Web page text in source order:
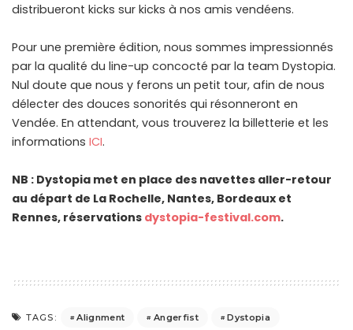
distribueront kicks sur kicks à nos amis vendéens.
Pour une première édition, nous sommes impressionnés
par la qualité du line-up concocté par la team Dystopia.
Nul doute que nous y ferons un petit tour, afin de nous
délecter des douces sonorités qui résonneront en
Vendée. En attendant, vous trouverez la billetterie et les
informations ICI.
NB : Dystopia met en place des navettes aller-retour
au départ de La Rochelle, Nantes, Bordeaux et
Rennes, réservations dystopia-festival.com.
TAGS: Alignment Angerfist
Dystopia